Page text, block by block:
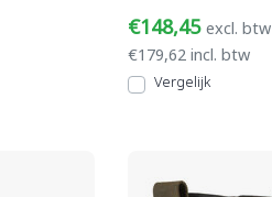
€148,45 excl. btw
€179,62 incl. btw
Vergelijk